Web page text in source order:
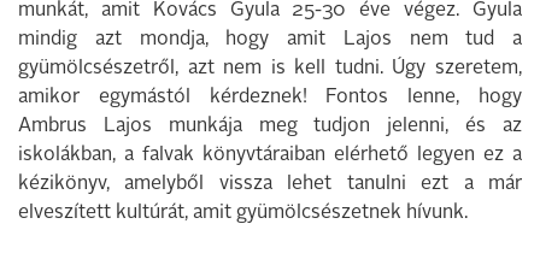
munkát, amit Kovács Gyula 25-30 éve végez. Gyula
mindig azt mondja, hogy amit Lajos nem tud a
gyümölcsészetről, azt nem is kell tudni. Úgy szeretem,
amikor egymástól kérdeznek! Fontos lenne, hogy
Ambrus Lajos munkája meg tudjon jelenni, és az
iskolákban, a falvak könyvtáraiban elérhető legyen ez a
kézikönyv, amelyből vissza lehet tanulni ezt a már
elveszített kultúrát, amit gyümölcsészetnek hívunk.